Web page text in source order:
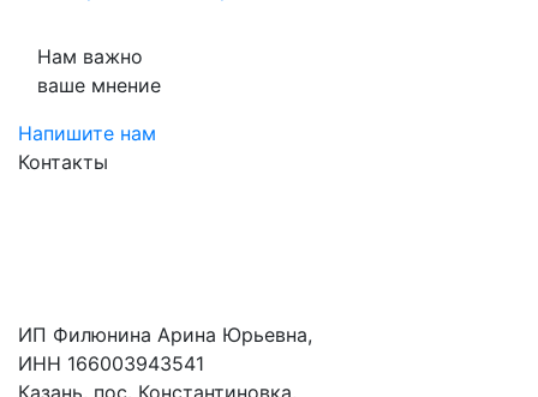
Нам важно
ваше мнение
Напишите нам
Контакты
ИП Филюнина Арина Юрьевна,
ИНН 166003943541
Казань, пос. Константиновка,